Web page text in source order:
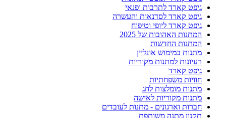
גיפט קארד לתרבות ופנאי
גיפט קארד לסדנאות והעשרה
גיפט קארד ליופי וטיפוח
המתנות האהובות של 2025
המתנות החדשות
מתנות במימוש אונליין
רעיונות למתנות מקוריות
גיפט קארד
חוויות משפחתיות
מתנות מומלצות לחג
מתנות מקוריות לאישה
חברות וארגונים - מתנות לעובדים
תקנון מתנה משותפת